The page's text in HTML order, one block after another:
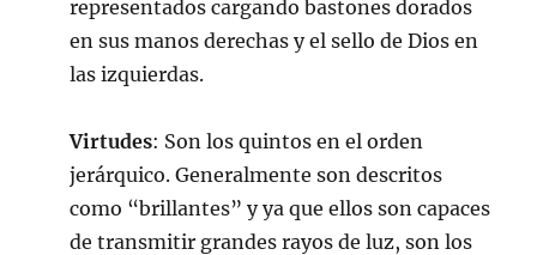
representados cargando bastones dorados
en sus manos derechas y el sello de Dios en
las izquierdas.
Virtudes: Son los quintos en el orden
jerárquico. Generalmente son descritos
como “brillantes” y ya que ellos son capaces
de transmitir grandes rayos de luz, son los